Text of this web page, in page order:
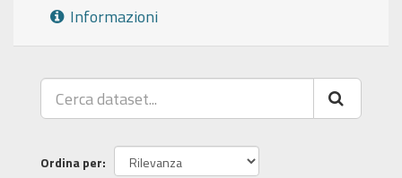
Informazioni
Ordina per